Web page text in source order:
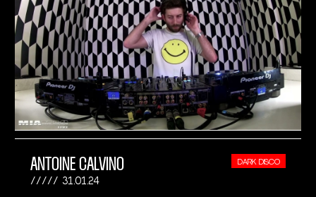
ANTOINE CALVINO
31.01.24
DARK DISCO